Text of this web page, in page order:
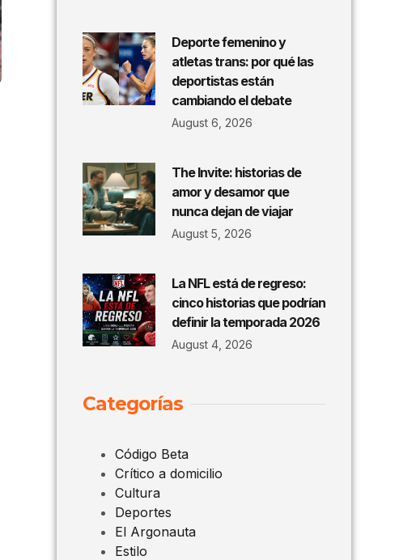
Deporte femenino y
atletas trans: por qué las
deportistas están
cambiando el debate
August 6, 2026
The Invite: historias de
amor y desamor que
nunca dejan de viajar
August 5, 2026
La NFL está de regreso:
cinco historias que podrían
definir la temporada 2026
August 4, 2026
Categorías
Código Beta
Crítico a domicilio
Cultura
Deportes
El Argonauta
Estilo